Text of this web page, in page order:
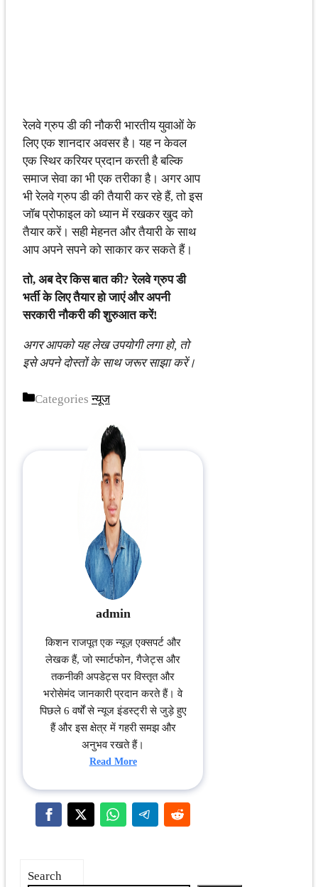
रेलवे ग्रुप डी की नौकरी भारतीय युवाओं के
लिए एक शानदार अवसर है। यह न केवल
एक स्थिर करियर प्रदान करती है बल्कि
समाज सेवा का भी एक तरीका है। अगर आप
भी रेलवे ग्रुप डी की तैयारी कर रहे हैं, तो इस
जॉब प्रोफाइल को ध्यान में रखकर खुद को
तैयार करें। सही मेहनत और तैयारी के साथ
आप अपने सपने को साकार कर सकते हैं।
तो, अब देर किस बात की? रेलवे ग्रुप डी
भर्ती के लिए तैयार हो जाएं और अपनी
सरकारी नौकरी की शुरुआत करें!
अगर आपको यह लेख उपयोगी लगा हो, तो
इसे अपने दोस्तों के साथ जरूर साझा करें।
Categoriesन्यूज
admin
किशन राजपूत एक न्यूज़ एक्सपर्ट और
लेखक हैं, जो स्मार्टफोन, गैजेट्स और
तकनीकी अपडेट्स पर विस्तृत और
भरोसेमंद जानकारी प्रदान करते हैं। वे
पिछले 6 वर्षों से न्यूज इंडस्ट्री से जुड़े हुए
हैं और इस क्षेत्र में गहरी समझ और
अनुभव रखते हैं।
Read More
Search